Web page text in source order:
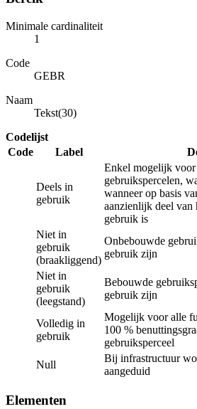
Minimale cardinaliteit
1
Code
GEBR
Naam
Tekst(30)
Codelijst
Code
Label
Deels in
gebruik
Enkel mogelijk
gebruikspercelen,
wanneer op basis
aanzienlijk deel van
gebruik is
Niet in
gebruik
(braakliggend)
Onbebouwde
gebruik zijn
Niet in
gebruik
(leegstand)
Bebouwde
gebruik zijn
Volledig in
gebruik
Mogelijk voor alle
100 %
gebruiksperceel
Null
Bij infrastructuur
aangeduid
Elementen